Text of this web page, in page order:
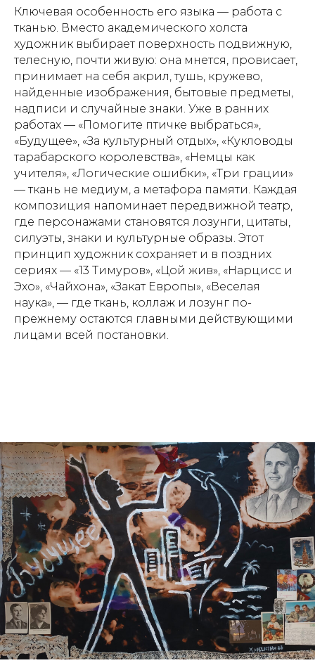
Ключевая особенность его языка — работа с
тканью. Вместо академического холста
художник выбирает поверхность подвижную,
телесную, почти живую: она мнется, провисает,
принимает на себя акрил, тушь, кружево,
найденные изображения, бытовые предметы,
надписи и случайные знаки. Уже в ранних
работах — «Помогите птичке выбраться»,
«Будущее», «За культурный отдых», «Кукловоды
тарабарского королевства», «Немцы как
учителя», «Логические ошибки», «Три грации»
— ткань не медиум, а метафора памяти. Каждая
композиция напоминает передвижной театр,
где персонажами становятся лозунги, цитаты,
силуэты, знаки и культурные образы. Этот
принцип художник сохраняет и в поздних
сериях — «13 Тимуров», «Цой жив», «Нарцисс и
Эхо», «Чайхона», «Закат Европы», «Веселая
наука», — где ткань, коллаж и лозунг по-
прежнему остаются главными действующими
лицами всей постановки.